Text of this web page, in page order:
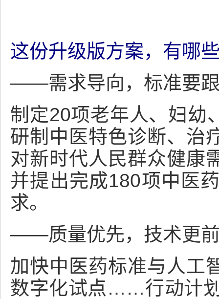
这份升级版方案，有哪
——需求导向，标准要
制定20项老年人、妇幼
研制中医特色诊断、
对新时代人民群众健康
并提出完成180项中医
求。
——质量优先，技术更
加快中医药标准与人工
数字化试点……行动计划